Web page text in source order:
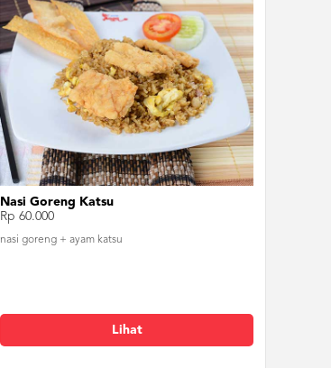
Nasi Goreng Katsu
Rp 60.000
nasi goreng + ayam katsu
Lihat